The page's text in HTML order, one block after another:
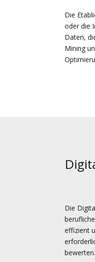
Die
oder die
Daten,
Mining
Die
effizient
bewerten.